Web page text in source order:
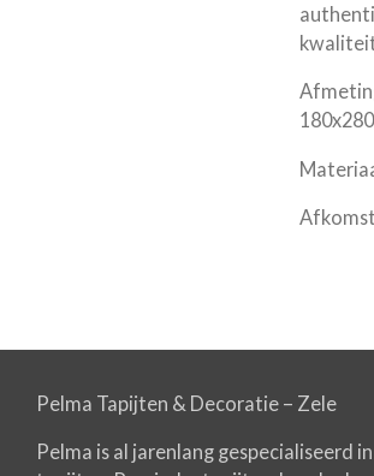
Pelma Tapijten & Decoratie – Zele
Pelma is al jarenlang gespecialiseerd